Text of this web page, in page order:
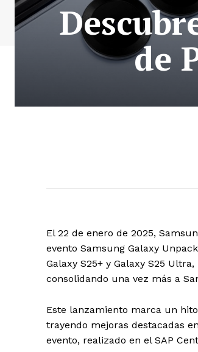
de
El 22 de enero de 2025,
evento Samsung Galaxy
Galaxy S25+ y Galaxy S25
consolidando una vez más a
Este lanzamiento marca un
trayendo mejoras destacadas
evento, realizado en el SAP